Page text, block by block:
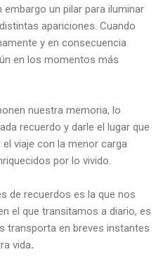
un pilar para iluminar
apariciones. Cuando
y en consecuencia
en los momentos más
nuestra memoria, lo
recuerdo y darle el lugar que
viaje con la menor carga
por lo vivido.
de recuerdos es la que nos
el que transitamos a diario, es
transporta en breves instantes
vida.